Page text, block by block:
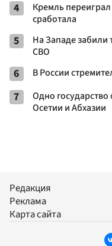
4
Кремль
сработала
5
На Западе забили
СВО
6 В России
7
Одно
Осетии и Абхазии
Редакция
Реклама
Карта сайта